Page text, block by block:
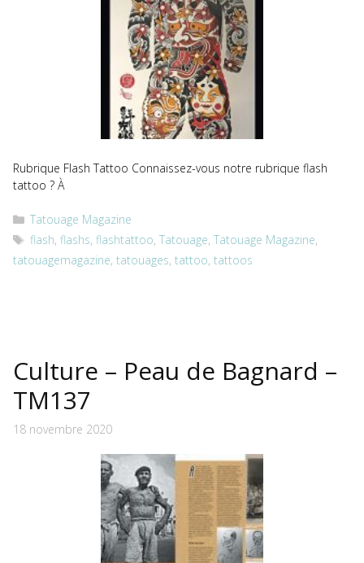
Rubrique Flash Tattoo Connaissez-vous notre rubrique flash
tattoo ? À
Catégories
Tatouage Magazine
Étiquettes
flash,flashs,flashtattoo,Tatouage,Tatouage Magazine,
tatouagemagazine, tatouages, tattoo, tattoos
Culture – Peau de Bagnard –
TM137
18 novembre 2020